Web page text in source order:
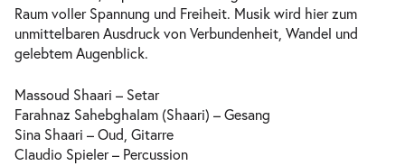
Raum voller Spannung und Freiheit. Musik wird hier zum
unmittelbaren Ausdruck von Verbundenheit, Wandel und
gelebtem Augenblick.
Massoud Shaari – Setar
Farahnaz Sahebghalam (Shaari) – Gesang
Sina Shaari – Oud, Gitarre
Claudio Spieler – Percussion